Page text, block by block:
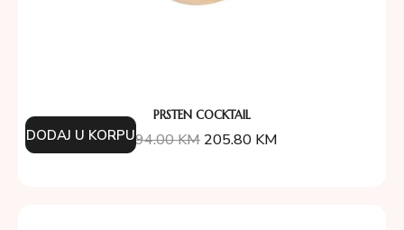
PRSTEN COCKTAIL
294.00KM 205.80 KM
DODAJ U KORPU